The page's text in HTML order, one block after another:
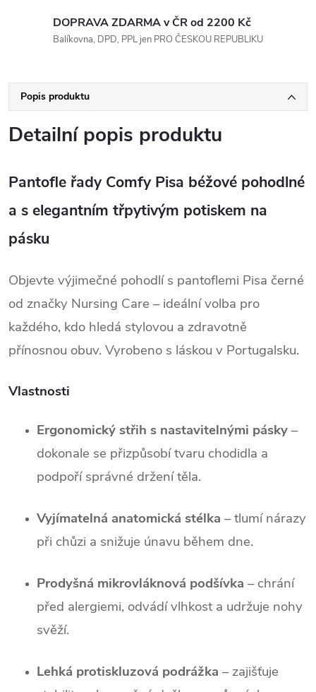
DOPRAVA ZDARMA v ČR od 2200 Kč
Balíkovna, DPD, PPL jen PRO ČESKOU REPUBLIKU
Popis produktu
Detailní popis produktu
Pantofle řady Comfy Pisa béžové pohodlné
a s elegantním třpytivým potiskem na
pásku
Objevte výjimečné pohodlí s pantoflemi Pisa černé
od značky Nursing Care – ideální volba pro
každého, kdo hledá stylovou a zdravotně
přínosnou obuv. Vyrobeno s láskou v Portugalsku.
Vlastnosti
Ergonomický střih s nastavitelnými pásky –
dokonale se přizpůsobí tvaru chodidla a
podpoří správné držení těla.
Vyjímatelná anatomická stélka – tlumí nárazy
při chůzi a snižuje únavu během dne.
Prodyšná mikrovláknová podšívka – chrání
před alergiemi, odvádí vlhkost a udržuje nohy
svěží.
Lehká protiskluzová podrážka – zajišťuje